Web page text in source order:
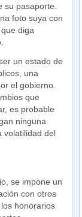
su pasaporte.
foto suya con
diga
un estado de
una
el gobierno.
que
es probable
ninguna
volatilidad del
se impone un
con otros
los honorarios